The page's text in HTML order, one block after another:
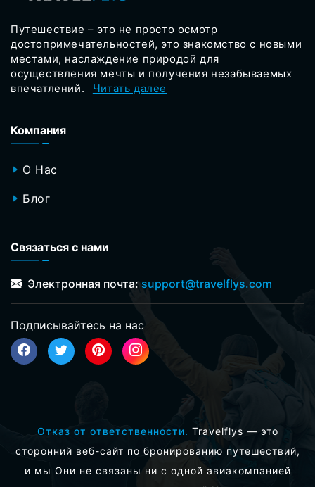
Путешествие – это не просто осмотр
достопримечательностей, это знакомство с новыми
местами, наслаждение природой для
осуществления мечты и получения незабываемых
впечатлений.
Читать далее
Компания
О Нас
Блог
Связаться с нами
Электронная почта: support@travelflys.com
Подписывайтесь на нас
Отказ от ответственности. Travelflys — это
сторонний веб-сайт по бронированию путешествий,
и мы Они не связаны ни с одной авиакомпанией